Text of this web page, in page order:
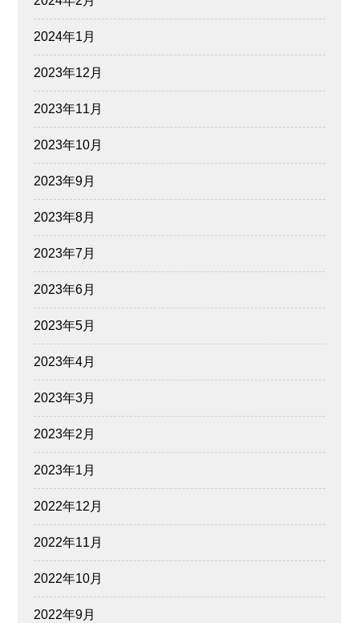
2024年1月
2023年12月
2023年11月
2023年10月
2023年9月
2023年8月
2023年7月
2023年6月
2023年5月
2023年4月
2023年3月
2023年2月
2023年1月
2022年12月
2022年11月
2022年10月
2022年9月